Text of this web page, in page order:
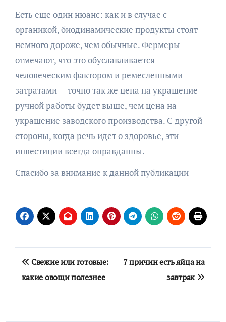
Есть еще один нюанс: как и в случае с
органикой, биодинамические продукты стоят
немного дороже, чем обычные. Фермеры
отмечают, что это обуславливается
человеческим фактором и ремесленными
затратами — точно так же цена на украшение
ручной работы будет выше, чем цена на
украшение заводского производства. С другой
стороны, когда речь идет о здоровье, эти
инвестиции всегда оправданны.
Спасибо за внимание к данной публикации
Навигация
по
Свежие или готовые:
какие овощи полезнее
7 причин есть яйца на
завтрак